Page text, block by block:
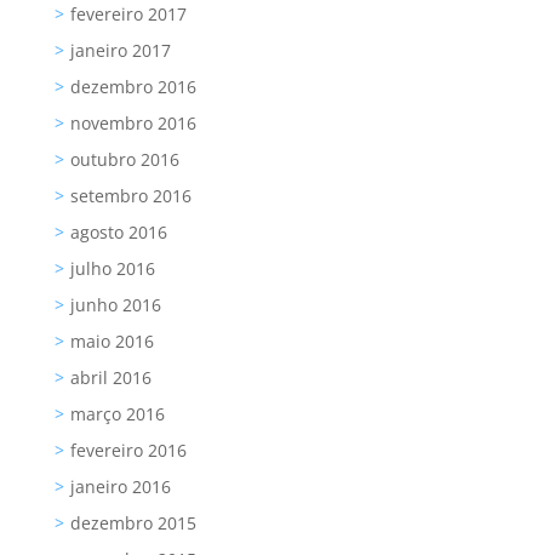
fevereiro 2017
janeiro 2017
dezembro 2016
novembro 2016
outubro 2016
setembro 2016
agosto 2016
julho 2016
junho 2016
maio 2016
abril 2016
março 2016
fevereiro 2016
janeiro 2016
dezembro 2015